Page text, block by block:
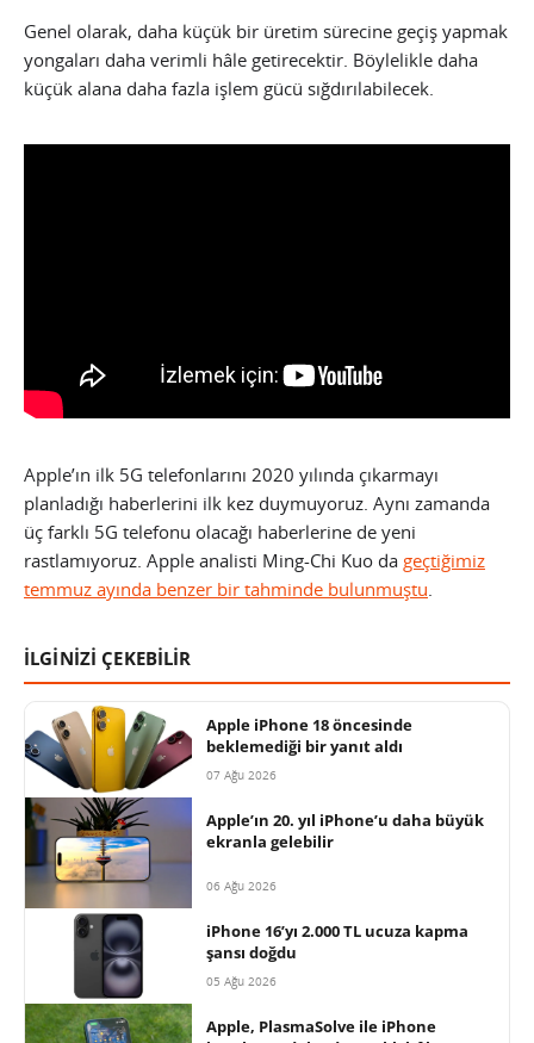
Genel olarak, daha küçük bir üretim sürecine geçiş yapmak
yongaları daha verimli hâle getirecektir. Böylelikle daha
küçük alana daha fazla işlem gücü sığdırılabilecek.
Apple’ın ilk 5G telefonlarını 2020 yılında çıkarmayı
planladığı haberlerini ilk kez duymuyoruz. Aynı zamanda
üç farklı 5G telefonu olacağı haberlerine de yeni
rastlamıyoruz. Apple analisti Ming-Chi Kuo da geçtiğimiz
temmuz ayında benzer bir tahminde bulunmuştu
İLGİNİZİ ÇEKEBİLİR
Apple iPhone 18 öncesinde
beklemediği bir yanıt aldı
07 Ağu 2026
Apple’ın 20. yıl iPhone’u daha büyük
ekranla gelebilir
06 Ağu 2026
iPhone 16’yı 2.000 TL ucuza kapma
şansı doğdu
05 Ağu 2026
Apple, PlasmaSolve ile iPhone